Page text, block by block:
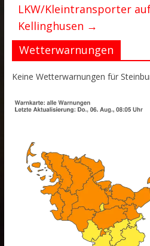
LKW/Kleintransporter
Kellinghusen →
Wetterwarnungen
Keine Wetterwarnungen für